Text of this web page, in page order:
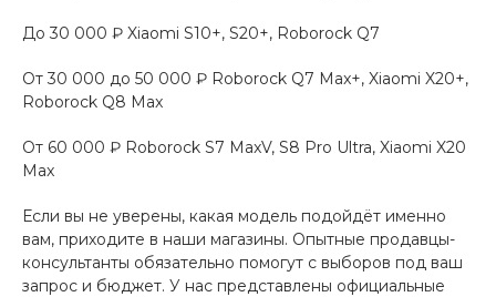
До 30 000 ₽ Xiaomi S10+, S20+, Roborock Q7
От 30 000 до 50 000 ₽ Roborock Q7 Max+, Xiaomi X20+,
Roborock Q8 Max
От 60 000 ₽ Roborock S7 MaxV, S8 Pro Ultra, Xiaomi X20
Max
Если вы не уверены, какая модель подойдёт именно
вам, приходите в наши магазины. Опытные продавцы-
консультанты обязательно помогут с выборов под ваш
запрос и бюджет. У нас представлены официальные